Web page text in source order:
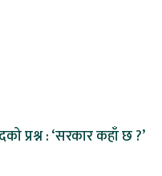
प्रश्न : ‘सरकार कहाँ छ ?’